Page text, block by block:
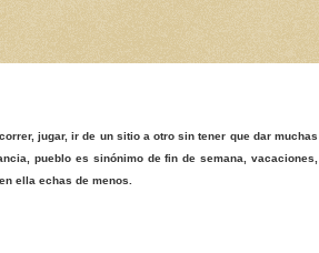
jugar, ir de un sitio a otro sin tener que dar muchas
pueblo es sinónimo de fin de semana, vacaciones,
ella echas de menos.